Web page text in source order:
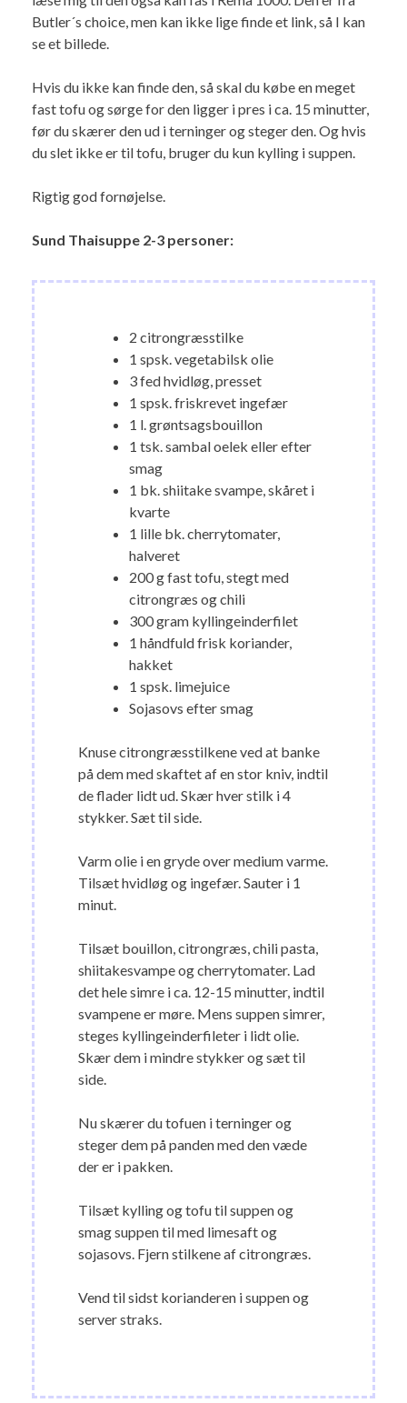
Butler´s choice, men kan ikke lige finde et link, så I kan
se et billede.
Hvis du ikke kan finde den, så skal du købe en meget
fast tofu og sørge for den ligger i pres i ca. 15 minutter,
før du skærer den ud i terninger og steger den. Og hvis
du slet ikke er til tofu, bruger du kun kylling i suppen.
Rigtig god fornøjelse.
Sund Thaisuppe 2-3 personer:
2 citrongræsstilke
1 spsk. vegetabilsk olie
3 fed hvidløg, presset
1 spsk. friskrevet ingefær
1 l. grøntsagsbouillon
1 tsk. sambal oelek eller efter
smag
1 bk. shiitake svampe, skåret i
kvarte
1 lille bk. cherrytomater,
halveret
200 g fast tofu, stegt med
citrongræs og chili
300 gram kyllingeinderfilet
1 håndfuld frisk koriander,
hakket
1 spsk. limejuice
Sojasovs efter smag
Knuse citrongræsstilkene ved at banke
på dem med skaftet af en stor kniv, indtil
de flader lidt ud. Skær hver stilk i 4
stykker. Sæt til side.
Varm olie i en gryde over medium varme.
Tilsæt hvidløg og ingefær. Sauter i 1
minut.
Tilsæt bouillon, citrongræs, chili pasta,
shiitakesvampe og cherrytomater. Lad
det hele simre i ca. 12-15 minutter, indtil
svampene er møre. Mens suppen simrer,
steges kyllingeinderfileter i lidt olie.
Skær dem i mindre stykker og sæt til
side.
Nu skærer du tofuen i terninger og
steger dem på panden med den væde
der er i pakken.
Tilsæt kylling og tofu til suppen og
smag suppen til med limesaft og
sojasovs. Fjern stilkene af citrongræs.
Vend til sidst korianderen i suppen og
server straks.